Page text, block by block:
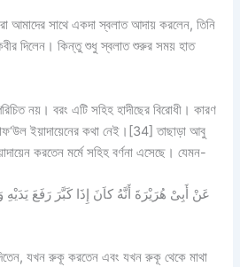
আমাদের সাথে একদা স্বলাত আদায় করলেন, তিনি
দিলেন। কিন্তু শুধু স্বলাত শুরুর সময় হাত
নয় । বরং এটি সহিহ হাদীছের বিরোধী। কারণ
ইয়াদায়েনের কথা নেই।[34] তাছাড়া আবু
করতেন মর্মে সহিহ বর্ণনা এসেছে। যেমন-
عَنْ أَبِىْ هُرَيْرَةَ أَنَّهُ كاَنَ إِذَا كَبَّرَ رَفَعَ
যখন রুকূ করতেন এবং যখন রুকূ থেকে মাথা